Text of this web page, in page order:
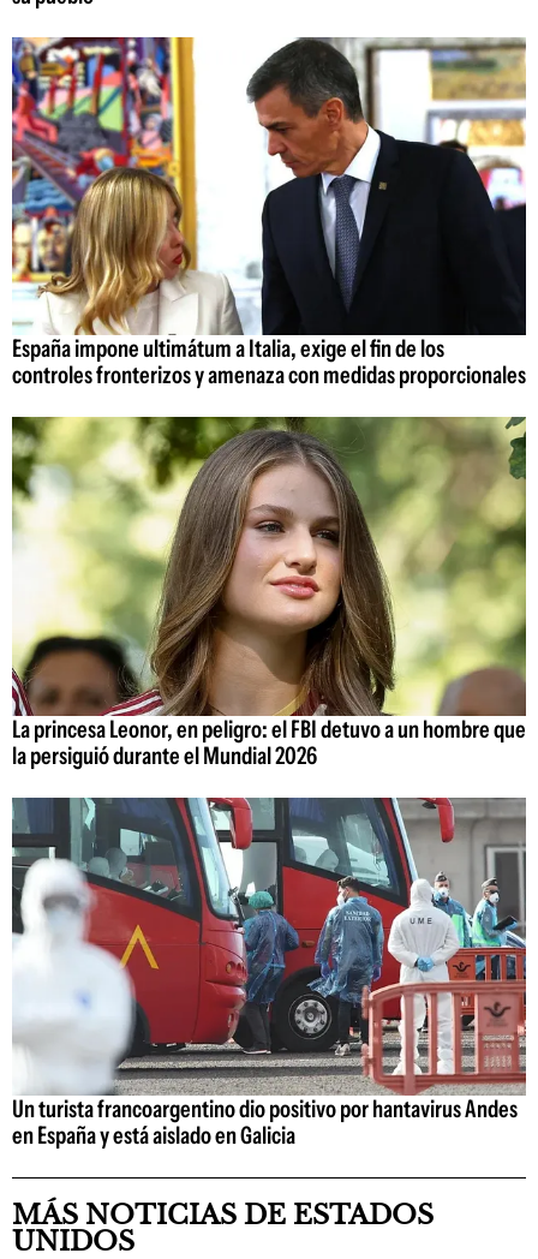
España impone ultimátum a Italia, exige el fin de los
controles fronterizos y amenaza con medidas proporcionales
La princesa Leonor, en peligro: el FBI detuvo a un hombre que
la persiguió durante el Mundial 2026
Un turista francoargentino dio positivo por hantavirus Andes
en España y está aislado en Galicia
MÁS NOTICIAS DE ESTADOS
UNIDOS